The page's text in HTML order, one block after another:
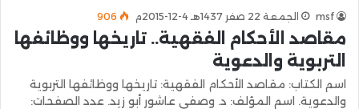
msf الجمعة 22 صفر 1437هـ 4-12-2015م 906
مقاصد الأحكام الفقهية.. تاريخها ووظائفها
التربوية والدعوية
اسم الكتاب: مقاصد الأحكام الفقهية: تاريخها ووظائفها التربوية
والدعوية. اسم المؤلف: د. وصفي عاشور أبو زيد. عدد الصفحات: